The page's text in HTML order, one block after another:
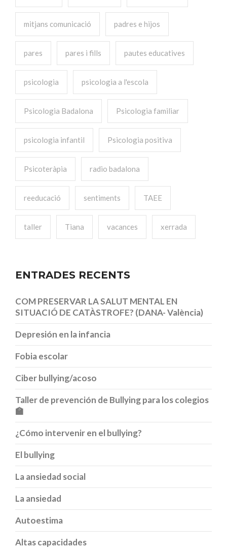
mitjans comunicació padres e hijos
pares pares i fills pautes educatives
psicologia psicologia a l'escola
Psicologia Badalona Psicologia familiar
psicologia infantil Psicologia positiva
Psicoteràpia radio badalona
reeducació sentiments TAEE
taller Tiana vacances xerrada
ENTRADES RECENTS
COM PRESERVAR LA SALUT MENTAL EN
SITUACIÓ DE CATÀSTROFE? (DANA- València)
Depresión en la infancia
Fobia escolar
Ciber bullying/acoso
Taller de prevención de Bullying para los colegios
🏫
¿Cómo intervenir en el bullying?
El bullying
La ansiedad social
La ansiedad
Autoestima
Altas capacidades